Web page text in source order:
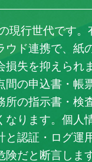
現行世代です。
ウド連携で、紙
損失を抑えられ
間の申込書・帳
の指示書・検
なります。個人
と認証・ログ運
険だと断言しま